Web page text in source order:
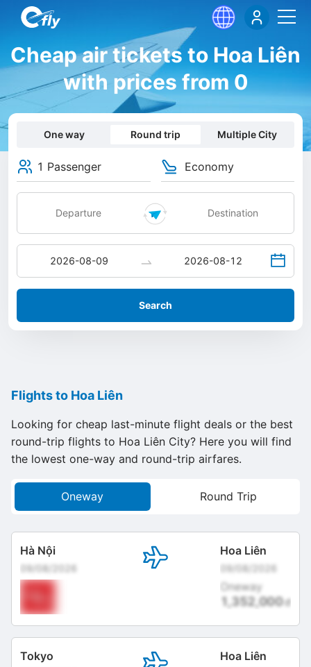
Cheap air tickets to Hoa Liên
with prices from 0
One way Round trip Multiple City
1 Passenger Economy
Search
Flights to Hoa Liên
Looking for cheap last-minute flight deals or the best
round-trip flights to Hoa Liên City? Here you will find
the lowest one-way and round-trip airfares.
Oneway Round Trip
Hà Nội
09/08/2026
Hoa Liên
09/08/2026
Oneway
1,352,000đ
Tokyo Hoa Liên